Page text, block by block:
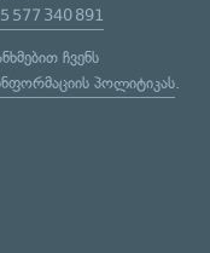
577 340 891
ჩვენს
პოლიტიკას.